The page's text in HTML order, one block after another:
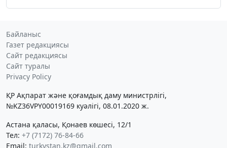
Байланыс
Газет редакциясы
Сайт редакциясы
Сайт туралы
Privacy Policy
ҚР Ақпарат және қоғамдық даму министрлігі,
№KZ36VPY00019169 куәлігі, 08.01.2020 ж.
Астана қаласы, Қонаев көшесі, 12/1
Тел: +7 (7172) 76-84-66
Email: turkystan.kz@gmail.com